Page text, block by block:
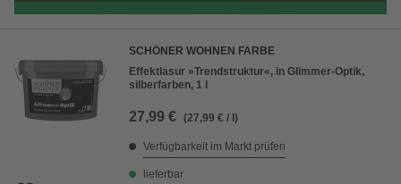
SCHÖNER WOHNEN FARBE
Effektlasur »Trendstruktur«, in Glimmer-Optik,
silberfarben, 1 l
27,99 € (27,99 € / l)
Verfügbarkeit im Markt prüfen
lieferbar